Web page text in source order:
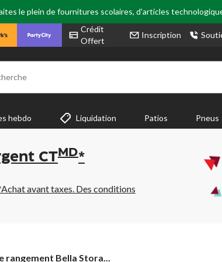
le plein de fournitures scolaires, d'articles
Crédit
Offert
Inscription
hebdo Liquidation Patios Pneus
CT MD*
avant taxes. Des conditions
rangement Bella Stora...